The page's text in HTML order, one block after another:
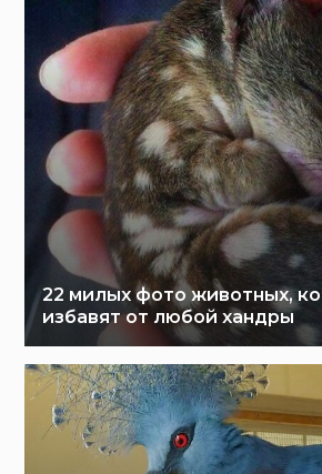
22 милых фото животных,
избавят от любой хандры